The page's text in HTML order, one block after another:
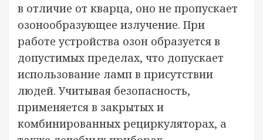
в отличие от кварца, оно не пропускает
озонообразующее излучение. При
работе устройства озон образуется в
допустимых пределах, что допускает
использование ламп в присутствии
людей. Учитывая безопасность,
применяется в закрытых и
комбинированных рециркуляторах, а